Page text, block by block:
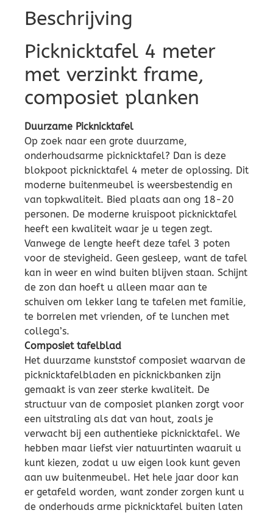
Beschrijving
Picknicktafel 4 meter
met verzinkt frame,
composiet planken
Duurzame Picknicktafel
Op zoek naar een grote duurzame,
onderhoudsarme picknicktafel? Dan is deze
blokpoot picknicktafel 4 meter de oplossing. Dit
moderne buitenmeubel is weersbestendig en
van topkwaliteit. Bied plaats aan ong 18-20
personen. De moderne kruispoot picknicktafel
heeft een kwaliteit waar je u tegen zegt.
Vanwege de lengte heeft deze tafel 3 poten
voor de stevigheid. Geen gesleep, want de tafel
kan in weer en wind buiten blijven staan. Schijnt
de zon dan hoeft u alleen maar aan te
schuiven om lekker lang te tafelen met familie,
te borrelen met vrienden, of te lunchen met
collega’s.
Composiet tafelblad
Het duurzame kunststof composiet waarvan de
picknicktafelbladen en picknickbanken zijn
gemaakt is van zeer sterke kwaliteit. De
structuur van de composiet planken zorgt voor
een uitstraling als dat van hout, zoals je
verwacht bij een authentieke picknicktafel. We
hebben maar liefst vier natuurtinten waaruit u
kunt kiezen, zodat u uw eigen look kunt geven
aan uw buitenmeubel. Het hele jaar door kan
er getafeld worden, want zonder zorgen kunt u
de onderhouds arme picknicktafel buiten laten